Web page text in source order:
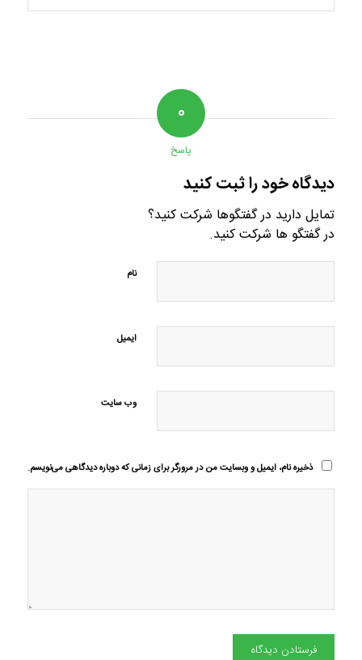
۰
پاسخ
دیدگاه خود را ثبت کنید
تمایل دارید در گفتگوها شرکت کنید؟
در گفتگو ها شرکت کنید.
نام
ایمیل
وب‌ سایت
ذخیره نام، ایمیل و وبسایت من در مرورگر برای زمانی که دوباره دیدگاهی می‌نویسم.